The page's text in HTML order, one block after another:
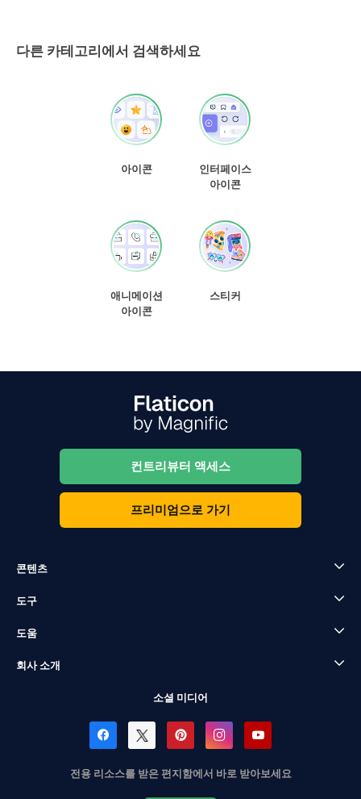
다른 카테고리에서 검색하세요
아이콘
인터페이스
아이콘
애니메이션
아이콘
스티커
컨트리뷰터 액세스
프리미엄으로 가기
콘텐츠
도구
도움
회사 소개
소셜 미디어
전용 리소스를 받은 편지함에서 바로 받아보세요